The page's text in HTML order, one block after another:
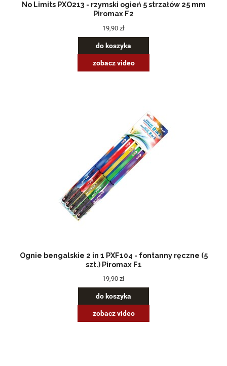
No Limits PXO213 - rzymski ogień 5 strzałów 25 mm
Piromax F2
19,90 zł
do koszyka
zobacz video
Ognie bengalskie 2 in 1 PXF104 - fontanny ręczne (5
szt.) Piromax F1
19,90 zł
do koszyka
zobacz video